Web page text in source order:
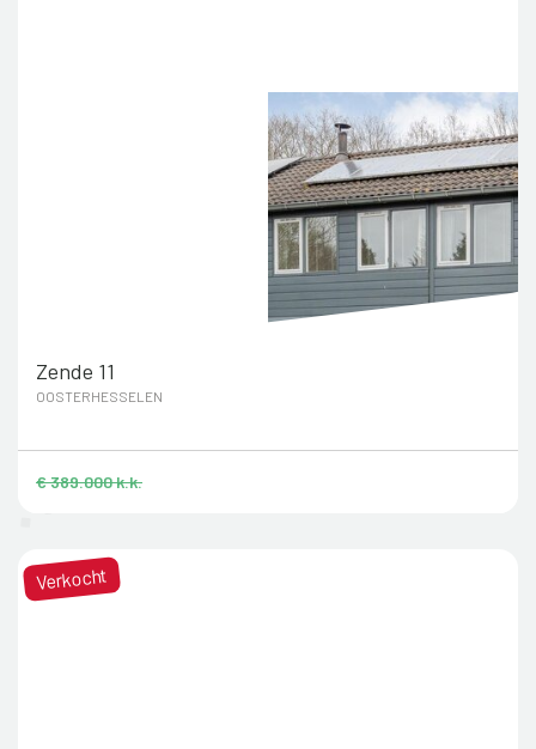
Zende 11
OOSTERHESSELEN
€ 389.000 k.k.
Verkocht